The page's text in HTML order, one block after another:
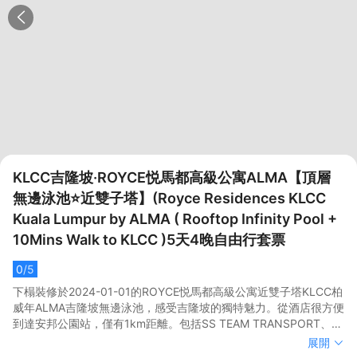
KLCC吉隆坡·ROYCE悦馬都高級公寓ALMA【頂層
無邊泳池⭐近雙子塔】(Royce Residences KLCC
Kuala Lumpur by ALMA ( Rooftop Infinity Pool +
10Mins Walk to KLCC )5天4晚自由行套票
0/5
下榻裝修於2024-01-01的ROYCE悦馬都高級公寓近雙子塔KLCC柏
威年ALMA吉隆坡無邊泳池，感受吉隆坡的獨特魅力。從酒店很方便
到達安邦公園站，僅有1km距離。包括SS TEAM TRANSPORT、安
邦路和法界觀音聖寺都在短距離內，入住酒店的旅客在該地區遊覽
下榻裝修於2024-01-01的ROYCE悦馬都高級公寓近雙子塔KLCC柏
展開